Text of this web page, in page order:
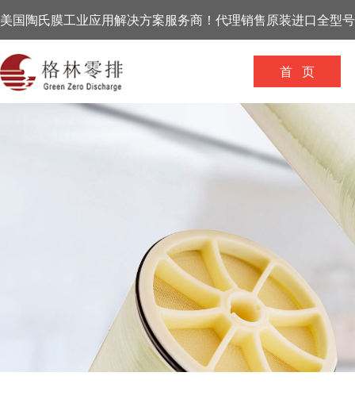
美国陶氏膜工业应用解决方案服务商！代理销售原装进口全型
首 页